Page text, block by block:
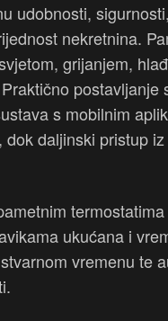
udobnosti,
nekretnina.
grijanjem,
postavljanje
s mobilnim
daljinski pristup
ukućana i
vremenu te